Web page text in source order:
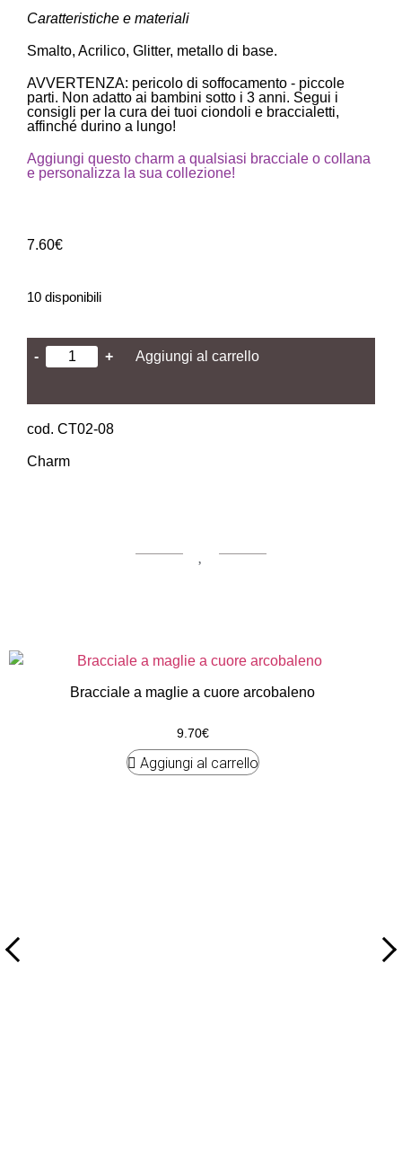
Caratteristiche e materiali
Smalto, Acrilico, Glitter, metallo di base.
AVVERTENZA: pericolo di soffocamento - piccole
parti. Non adatto ai bambini sotto i 3 anni. Segui i
consigli per la cura dei tuoi ciondoli e braccialetti,
affinché durino a lungo!
Aggiungi questo charm a qualsiasi bracciale o collana
e personalizza la sua collezione!
7.60€
10 disponibili
- + Aggiungi al carrello
cod. CT02-08
Charm
Bracciale a maglie a cuore arcobaleno
9.70€
Aggiungi al carrello